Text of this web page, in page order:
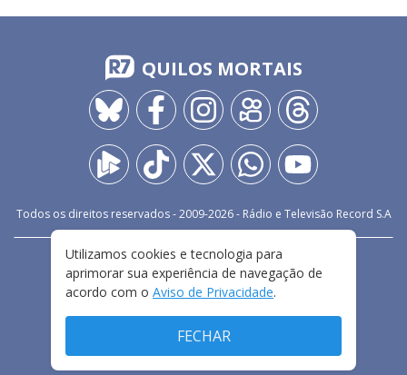
QUILOS MORTAIS
Todos os direitos reservados - 2009-2026- Rádio e Televisão Record S.A
FALE CONOSCO
PRIVACIDADE
TERMOS E CONDIÇÕES DE USO
Utilizamos cookies e tecnologia para
aprimorar sua experiência de navegação de
acordo com o Aviso de Privacidade.
FECHAR